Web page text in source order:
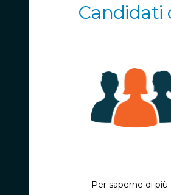
Candidati
Per saperne di più